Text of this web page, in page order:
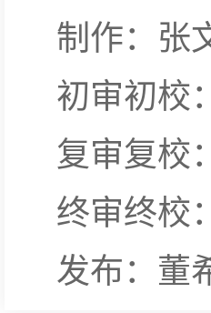
制作：张
初审初校
复审复校
终审终校
发布：董